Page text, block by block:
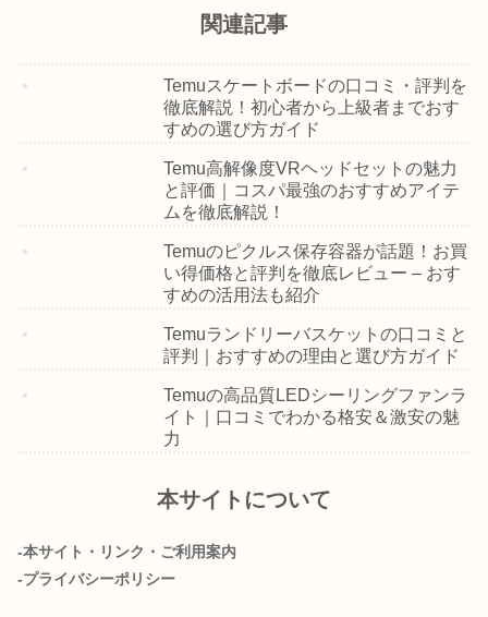
関連記事
Temuスケートボードの口コミ・評判を
徹底解説！初心者から上級者までおす
すめの選び方ガイド
Temu高解像度VRヘッドセットの魅力
と評価｜コスパ最強のおすすめアイテ
ムを徹底解説！
Temuのピクルス保存容器が話題！お買
い得価格と評判を徹底レビュー – おす
すめの活用法も紹介
Temuランドリーバスケットの口コミと
評判｜おすすめの理由と選び方ガイド
Temuの高品質LEDシーリングファンラ
イト｜口コミでわかる格安＆激安の魅
力
本サイトについて
-本サイト・リンク・ご利用案内
-プライバシーポリシー